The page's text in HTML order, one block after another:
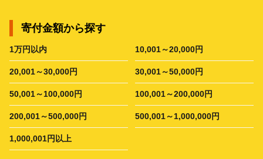
寄付金額から探す
1万円以内 10,001～20,000円
20,001～30,000円 30,001～50,000円
50,001～100,000円 100,001～200,000円
200,001～500,000円 500,001～1,000,000円
1,000,001円以上